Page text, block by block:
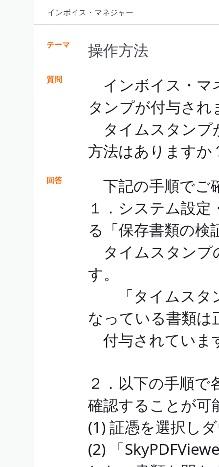
インボイス・マネジャー
テーマ 操作方法
質問
インボイス・マ
タンプが付与され
タイムスタンプ
方法はありますか
回答
下記の手順でご
１．システム設
る「保存書類の検
タイムスタンプ
す。
「タイムスタ
なっている書類
付与されていま
２．以下の手順
確認することが可
(1) 証憑を選択し
(2) 「